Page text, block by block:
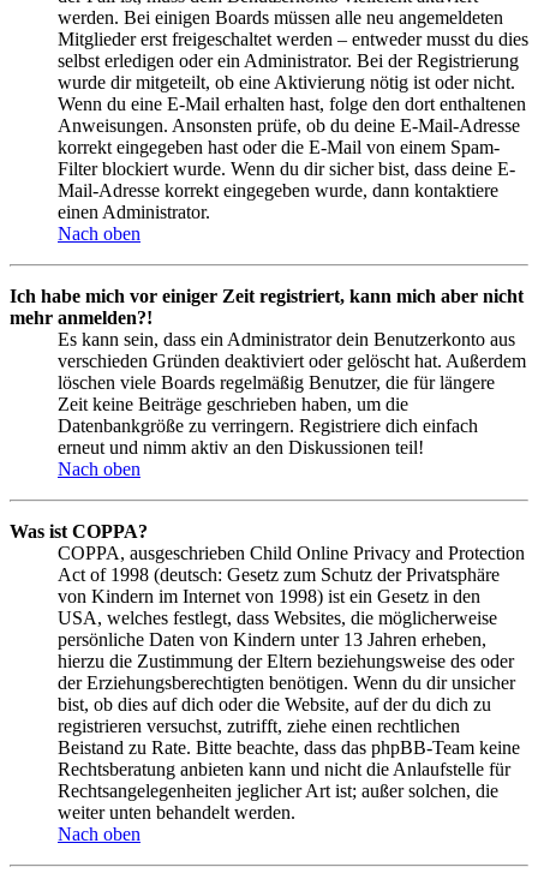
werden. Bei einigen Boards müssen alle neu angemeldeten
Mitglieder erst freigeschaltet werden – entweder musst du dies
selbst erledigen oder ein Administrator. Bei der Registrierung
wurde dir mitgeteilt, ob eine Aktivierung nötig ist oder nicht.
Wenn du eine E-Mail erhalten hast, folge den dort enthaltenen
Anweisungen. Ansonsten prüfe, ob du deine E-Mail-Adresse
korrekt eingegeben hast oder die E-Mail von einem Spam-
Filter blockiert wurde. Wenn du dir sicher bist, dass deine E-
Mail-Adresse korrekt eingegeben wurde, dann kontaktiere
einen Administrator.
Nach oben
Ich habe mich vor einiger Zeit registriert, kann mich aber nicht
mehr anmelden?!
Es kann sein, dass ein Administrator dein Benutzerkonto aus
verschieden Gründen deaktiviert oder gelöscht hat. Außerdem
löschen viele Boards regelmäßig Benutzer, die für längere
Zeit keine Beiträge geschrieben haben, um die
Datenbankgröße zu verringern. Registriere dich einfach
erneut und nimm aktiv an den Diskussionen teil!
Nach oben
Was ist COPPA?
COPPA, ausgeschrieben Child Online Privacy and Protection
Act of 1998 (deutsch: Gesetz zum Schutz der Privatsphäre
von Kindern im Internet von 1998) ist ein Gesetz in den
USA, welches festlegt, dass Websites, die möglicherweise
persönliche Daten von Kindern unter 13 Jahren erheben,
hierzu die Zustimmung der Eltern beziehungsweise des oder
der Erziehungsberechtigten benötigen. Wenn du dir unsicher
bist, ob dies auf dich oder die Website, auf der du dich zu
registrieren versuchst, zutrifft, ziehe einen rechtlichen
Beistand zu Rate. Bitte beachte, dass das phpBB-Team keine
Rechtsberatung anbieten kann und nicht die Anlaufstelle für
Rechtsangelegenheiten jeglicher Art ist; außer solchen, die
weiter unten behandelt werden.
Nach oben